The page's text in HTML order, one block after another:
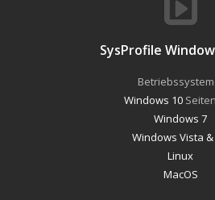
SysProfile
Windows 10
Windows 7
Windows Vista &
Linux
MacOS